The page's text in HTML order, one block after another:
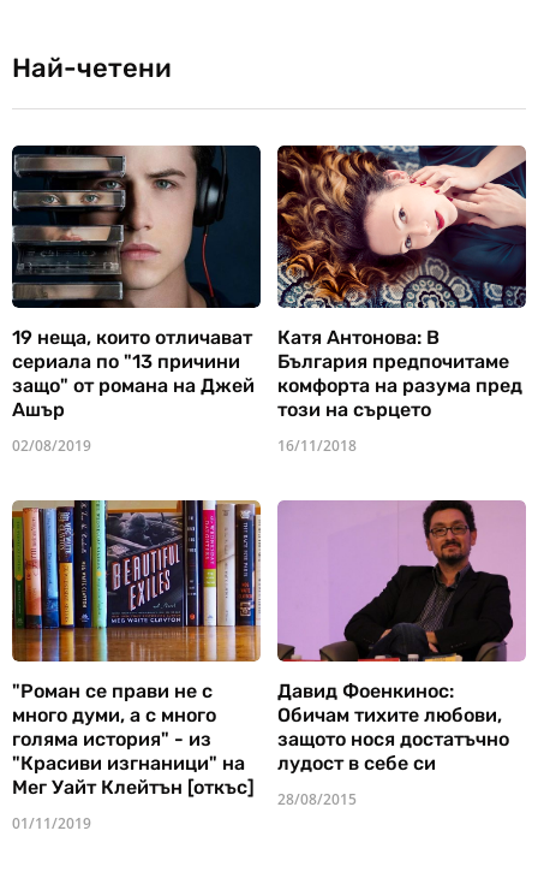
Най-четени
19 неща, които отличават
сериала по "13 причини
защо" от романа на Джей
Ашър
02/08/2019
Катя Антонова: В
България предпочитаме
комфорта на разума пред
този на сърцето
16/11/2018
"Роман се прави не с
много думи, а с много
голяма история" - из
"Красиви изгнаници" на
Мег Уайт Клейтън [откъс]
01/11/2019
Давид Фоенкинос:
Обичам тихите любови,
защото нося достатъчно
лудост в себе си
28/08/2015